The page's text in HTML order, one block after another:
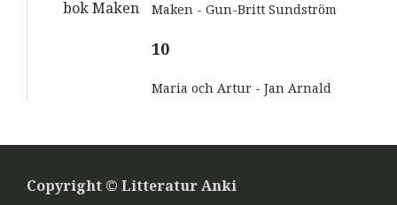
Maken - Gun-Britt Sundström
10
Maria och Artur - Jan Arnald
Copyright © Litteratur Anki